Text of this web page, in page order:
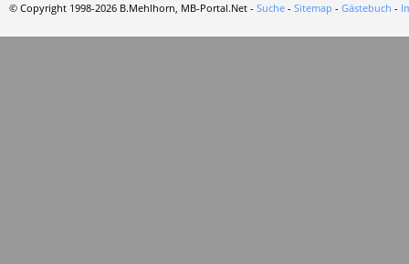
© Copyright 1998-2026 B.Mehlhorn, MB-Portal.Net - Suche - Sitemap - Gästebuch -